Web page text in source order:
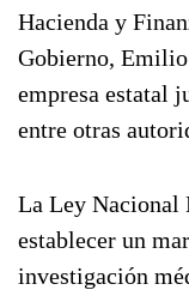
Hacienda y
Gobierno,
empresa estatal
entre otras
La Ley Nacional
establecer un
investigación